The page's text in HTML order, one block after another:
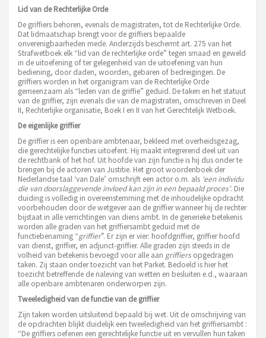
Lid van de Rechterlijke Orde
De griffiers behoren, evenals de magistraten, tot de Rechterlijke Orde.
Dat lidmaatschap brengt voor de griffiers bepaalde
onverenigbaarheden mede. Anderzijds beschermt art. 275 van het
Strafwetboek elk “lid van de rechterlijke orde” tegen smaad en geweld
in de uitoefening of ter gelegenheid van de uitoefening van hun
bediening, door daden, woorden, gebaren of bedreigingen. De
griffiers worden in het organigram van de Rechterlijke Orde
gemeenzaam als “leden van de griffie” geduid. De taken en het statuut
van de griffier, zijn evenals die van de magistraten, omschreven in Deel
II, Rechterlijke organisatie, Boek I en II van het Gerechtelijk Wetboek.
De eigenlijke griffier
De griffier is een openbare ambtenaar, bekleed met overheidsgezag,
die gerechtelijke functies uitoefent. Hij maakt integrerend deel uit van
de rechtbank of het hof. Uit hoofde van zijn functie is hij dus onder te
brengen bij de actoren van Justitie. Het groot woordenboek der
Nederlandse taal ‘van Dale’ omschrijft een actor o.m. als ‘een individu
die van doorslaggevende invloed kan zijn in een bepaald proces’. Die
duiding is volledig in overeenstemming met de inhoudelijke opdracht
voorbehouden door de wetgever aan de griffier wanneer hij de rechter
bijstaat in alle verrichtingen van diens ambt. In de generieke betekenis
worden alle graden van het griffiersambt geduid met de
functiebenaming “griffier”. Er zijn er vier: hoofdgriffier, griffier hoofd
van dienst, griffier, en adjunct-griffier. Alle graden zijn steeds in de
volheid van betekenis bevoegd voor alle aan griffiers opgedragen
taken. Zij staan onder toezicht van het Parket. Bedoeld is hier het
toezicht betreffende de naleving van wetten en besluiten e.d., waaraan
alle openbare ambtenaren onderworpen zijn.
Tweeledigheid van de functie van de griffier
Zijn taken worden uitsluitend bepaald bij wet. Uit de omschrijving van
de opdrachten blijkt duidelijk een tweeledigheid van het griffiersambt :
“De griffiers oefenen een gerechtelijke functie uit en vervullen hun taken